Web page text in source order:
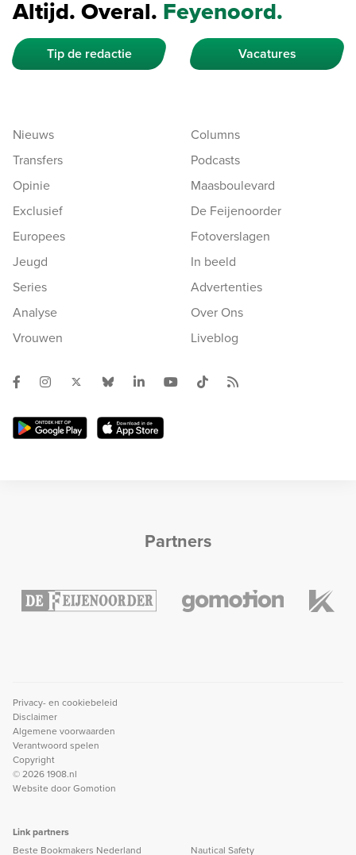
Altijd. Overal. Feyenoord.
Tip de redactie Vacatures
Nieuws
Transfers
Opinie
Exclusief
Europees
Jeugd
Series
Analyse
Vrouwen
Columns
Podcasts
Maasboulevard
De Feijenoorder
Fotoverslagen
In beeld
Advertenties
Over Ons
Liveblog
Partners
Privacy- en cookiebeleid
Disclaimer
Algemene voorwaarden
Verantwoord spelen
Copyright
© 2026 1908.nl
Website doorGomotion
Link partners
Beste Bookmakers Nederland
Nautical Safety